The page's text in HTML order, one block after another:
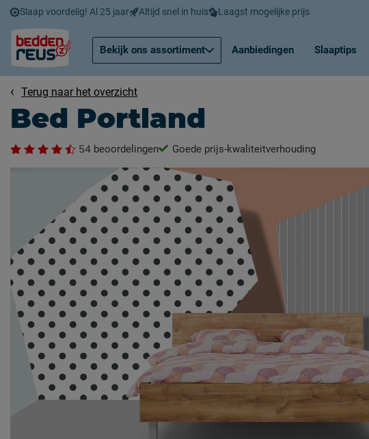
Slaap voordelig! Al 25 jaar Altijd snel in huis Laagst mogelijke prijs
Bekijk ons assortiment Aanbiedingen Slaaptips
Terug naar het overzicht
Bed Portland
54 beoordelingen Goede prijs-kwaliteitverhouding